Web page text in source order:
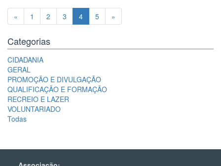
« 1 2 3 4 5 »
Categorias
CIDADANIA
GERAL
PROMOÇÃO E DIVULGAÇÃO
QUALIFICAÇÃO E FORMAÇÃO
RECREIO E LAZER
VOLUNTARIADO
Todas